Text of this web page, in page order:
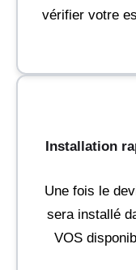
vérifier votre
Installation
Une fois le
sera installé
VOS